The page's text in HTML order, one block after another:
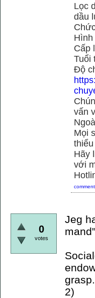
Lọc
dầu
Hình
Cấp
Tuổi
Độ
vấn
Mọi
Hãy
với
0
votes
Jeg
2)